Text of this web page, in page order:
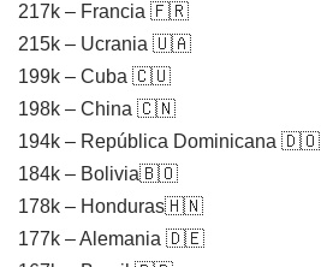
217k – Francia 🇫🇷
215k – Ucrania 🇺🇦
199k – Cuba 🇨🇺
198k – China 🇨🇳
194k – República Dominicana 🇩🇴
184k – Bolivia🇧🇴
178k – Honduras🇭🇳
177k – Alemania 🇩🇪